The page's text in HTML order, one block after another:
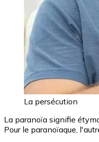
La persécution
La paranoïa signifie
Pour le paranoïaque,